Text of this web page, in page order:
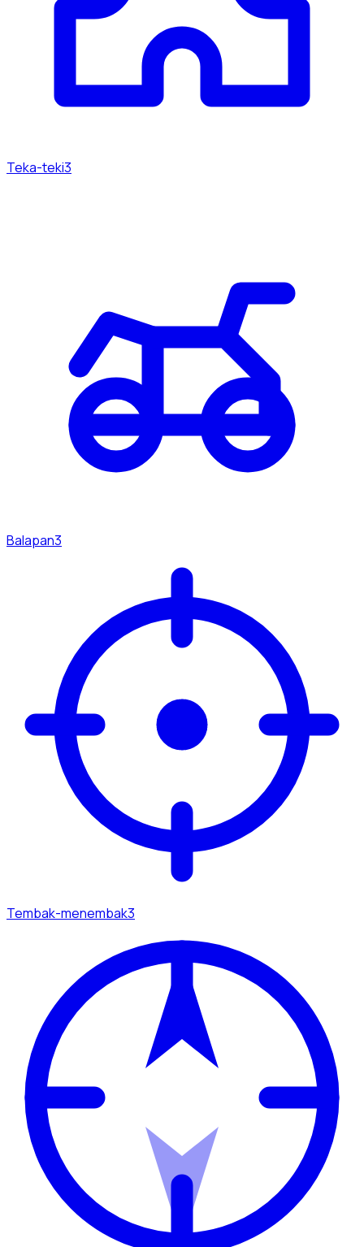
Teka-teki3
Balapan3
Tembak-menembak3